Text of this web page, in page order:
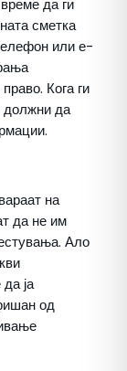
да ги
сметка
или е-
Кога ги
должни да
на
да не им
Ало
ја
од